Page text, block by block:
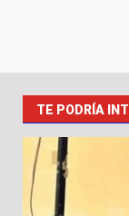
TE PODRÍA